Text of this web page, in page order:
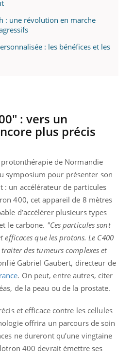
: une révolution en marche
: les bénéfices et les
: vers un
plus précis
protonthérapie de Normandie
symposium pour présenter son
: un accélérateur de particules
400, cet appareil de 8 mètres
d’accélérer plusieurs types
le carbone. "Ces particules sont
efficaces que les protons. Le C400
des tumeurs complexes et
Gabriel Gaubert, directeur de
. On peut, entre autres, citer
de la peau ou de la prostate.
et efficace contre les cellules
offrira un parcours de soin
ne dureront qu’une vingtaine
400 devrait émettre ses